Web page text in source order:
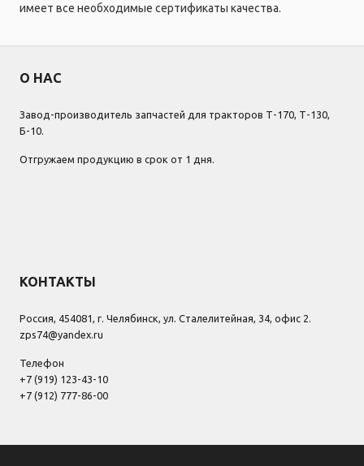
имеет все необходимые сертификаты качества.
О НАС
Завод-производитель запчастей для тракторов Т-170, Т-130,
Б-10.
Отгружаем продукцию в срок от 1 дня.
КОНТАКТЫ
Россия, 454081, г. Челябинск, ул. Сталелитейная, 34, офис 2.
zps74@yandex.ru
Телефон
+7 (919) 123-43-10
+7 (912) 777-86-00